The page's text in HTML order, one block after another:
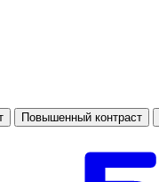
Повышенный контраст